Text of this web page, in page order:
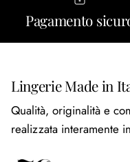
Pagamento
Lingerie Made in
Qualità, originalità e
realizzata interamente